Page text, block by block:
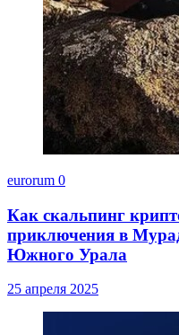
eurorum 0
Как скальпинг
приключения в
Южного Урала
25 апреля 2025